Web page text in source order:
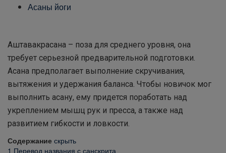
Асаны йоги
Аштавакрасана – поза для среднего уровня, она
требует серьезной предварительной подготовки.
Асана предполагает выполнение скручивания,
вытяжения и удержания баланса. Чтобы новичок мог
выполнить асану, ему придется поработать над
укреплением мышц рук и пресса, а также над
развитием гибкости и ловкости.
Содержание скрыть
1 Перевод названия с санскрита